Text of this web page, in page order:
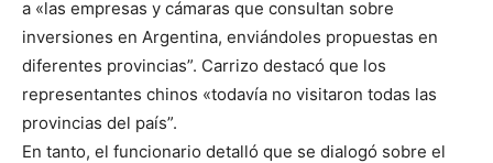
a «las empresas y cámaras que consultan sobre
inversiones en Argentina, enviándoles propuestas en
diferentes provincias”. Carrizo destacó que los
representantes chinos «todavía no visitaron todas las
provincias del país”.
En tanto, el funcionario detalló que se dialogó sobre el